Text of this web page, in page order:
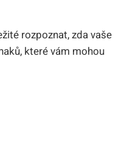
rozpoznat, zda vaše
které vám mohou